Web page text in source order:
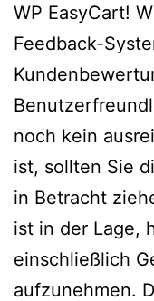
WP EasyCart!
Feedback-
noch kein
ist, sollten Sie
in Betracht
ist in der Lage,
einschließlich
aufzunehmen.